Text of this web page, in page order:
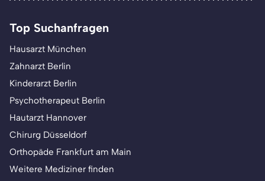
Top Suchanfragen
Hausarzt München
Zahnarzt Berlin
Kinderarzt Berlin
Psychotherapeut Berlin
Hautarzt Hannover
Chirurg Düsseldorf
Orthopäde Frankfurt am Main
Weitere Mediziner finden